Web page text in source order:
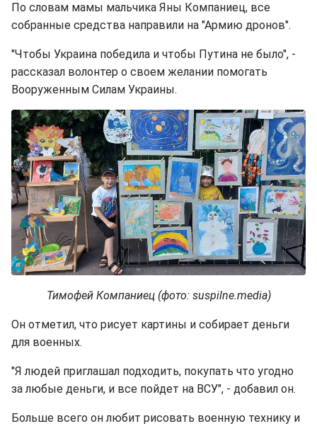
По словам мамы мальчика Яны Компаниец, все
собранные средства направили на "Армию дронов".
"Чтобы Украина победила и чтобы Путина не было", -
рассказал волонтер о своем желании помогать
Вооруженным Силам Украины.
Тимофей Компаниец (фото: suspilne.media)
Он отметил, что рисует картины и собирает деньги
для военных.
"Я людей приглашал подходить, покупать что угодно
за любые деньги, и все пойдет на ВСУ", - добавил он.
Больше всего он любит рисовать военную технику и